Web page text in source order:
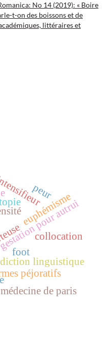
No 14 (2019): « Boire
t-on des boissons et de
littéraires et
pour autrui
euphémisme
linguistique
collocation
de paris
peur
péjoratifs
foot